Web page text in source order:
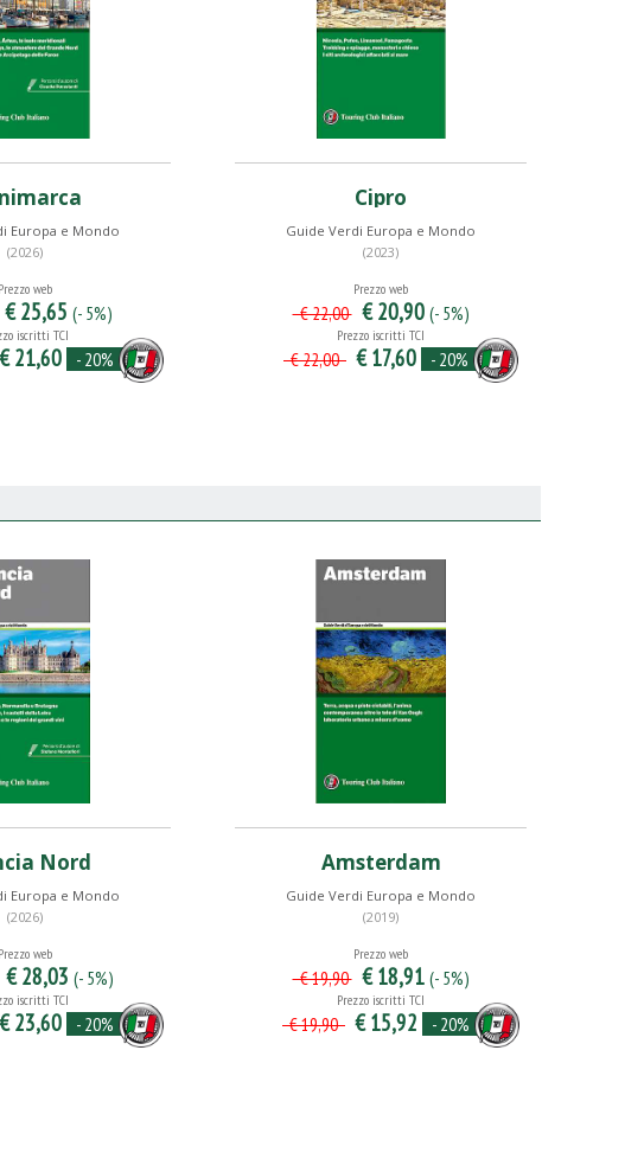
Europa e Mondo
(2026)
Prezzo web
€ 25,65 (- 5%)
iscritti TCI
€ 21,60 - 20%
Cipro
Guide Verdi Europa e Mondo
(2023)
Prezzo web
€ 22,00 € 20,90 (- 5%)
Prezzo iscritti TCI
€ 22,00 € 17,60 - 20%
Nord
Europa e Mondo
(2026)
Prezzo web
€ 28,03 (- 5%)
iscritti TCI
€ 23,60 - 20%
Amsterdam
Guide Verdi Europa e Mondo
(2019)
Prezzo web
€ 19,90 € 18,91 (- 5%)
Prezzo iscritti TCI
€ 19,90 € 15,92 - 20%